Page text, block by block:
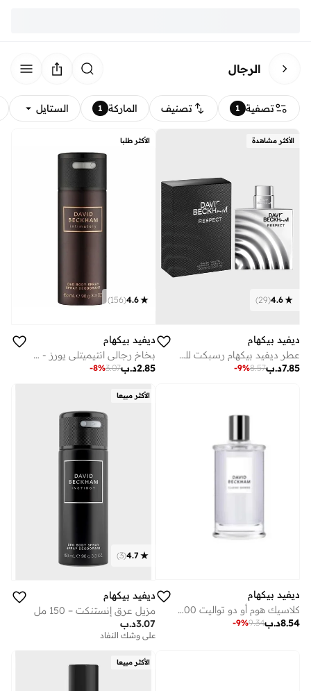
الرجال
تصفية 1 تصنيف الماركة 1 الستايل
الأكثر مشاهدة
4.6
(
29
)
ديفيد بيكهام
عطر ديفيد بيكهام رسبكت للرجال, 90 مل
د.ب7.85
8.57
-9%
الأكثر طلبا
4.6
(
156
)
ديفيد بيكهام
بخاخ رجالي انتيميتلي يورز - 150 مل للرجال
د.ب2.85
3.07
-8%
ديفيد بيكهام
كلاسيك هوم أو دو تواليت 100 مل
د.ب8.54
9.34
-9%
الأكثر مبيعا
4.7
(
3
)
ديفيد بيكهام
مزيل عرق إنستنكت – 150 مل
د.ب3.07
على وشك النفاد
الأكثر مبيعا